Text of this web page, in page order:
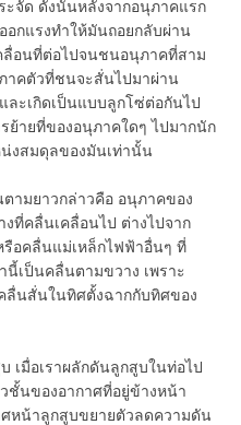
ะจัด ดังนั้นหลังจากอนุภาคแรก
อกแรงทำให้มันถอยกลับผ่าน
อนที่ต่อไปจนชนอนุภาคที่สาม
าคตัวที่ชนจะสั่นไปมาผ่าน
ะเกิดเป็นแบบลูกโซ่ต่อกันไป
ย้ายที่ของอนุภาคใดๆ ไปมากนัก
งสมดุลของมันเท่านั้น
มยาวกล่าวคือ อนุภาคของ
ที่คลื่นเคลื่อนไป ต่างไปจาก
อคลื่นแม่เหล็กไฟฟ้าอื่นๆ ที่
นี้เป็นคลื่นตามขวาง เพราะ
ลื่นสั่นในทิศตั้งฉากกับทิศของ
อเราผลักดันลูกสูบในท่อไป
ชั้นของอากาศที่อยู่ข้างหน้า
หน้าลูกสูบขยายตัวลดความดัน